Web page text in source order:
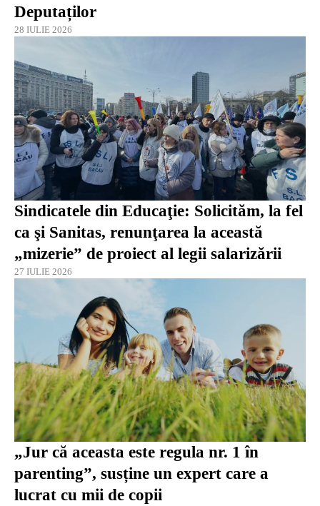
Deputaților
28 IULIE 2026
Sindicatele din Educaţie: Solicităm, la fel
ca şi Sanitas, renunţarea la această
„mizerie” de proiect al legii salarizării
27 IULIE 2026
„Jur că aceasta este regula nr. 1 în
parenting”, susține un expert care a
lucrat cu mii de copii